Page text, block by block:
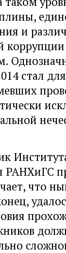
и
стал
РАНХиГС
что